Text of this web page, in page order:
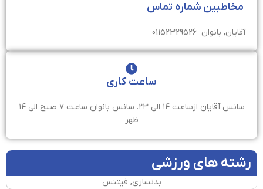
مخاطبین
آقایان, بانوان
شماره تماس
01152329526
ساعت کاری
سانس آقایان ازساعت ۱۴ الی ۲۳. سانس بانوان ساعت ۷ صبح الی ۱۴
ظهر
رشته های ورزشی
بدنسازی, فیتنس